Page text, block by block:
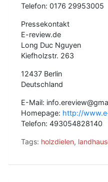
Telefon: 0176 29953005
Pressekontakt
E-review.de
Long Duc Nguyen
Kiefholzstr. 263
12437 Berlin
Deutschland
E-Mail:
Homepage: http://
Telefon: 493054828140
Tags: holzdielen,